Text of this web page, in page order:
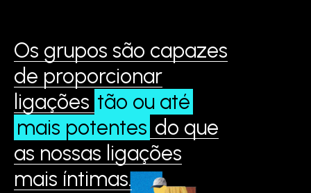
Os grupos são capazes
de proporcionar
ligações tão ou até
mais potentes do que
as nossas ligações
mais íntimas.